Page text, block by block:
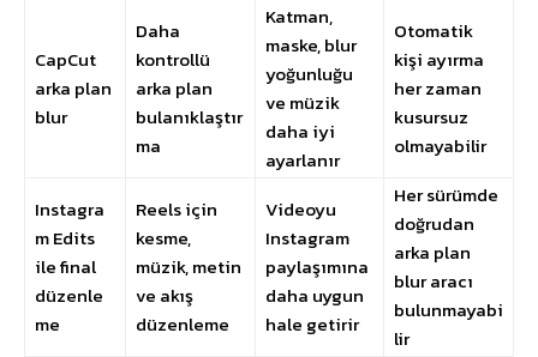
CapCut
arka plan
blur
Daha
kontrollü
arka plan
bulanıklaştır
ma
Katman,
maske, blur
yoğunluğu
ve müzik
daha iyi
ayarlanır
Otomatik
kişi ayırma
her zaman
kusursuz
olmayabilir
Instagra
m Edits
ile final
düzenle
me
Reels için
kesme,
müzik, metin
ve akış
düzenleme
Videoyu
Instagram
paylaşımına
daha uygun
hale getirir
Her sürümde
doğrudan
arka plan
blur aracı
bulunmayabi
lir